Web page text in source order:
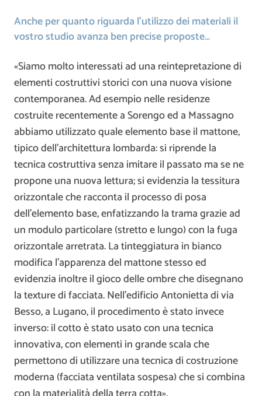
Anche per quanto riguarda l’utilizzo dei materiali il
vostro studio avanza ben precise proposte…
«Siamo molto interessati ad una reintepretazione di
elementi costruttivi storici con una nuova visione
contemporanea. Ad esempio nelle residenze
costruite recentemente a Sorengo ed a Massagno
abbiamo utilizzato quale elemento base il mattone,
tipico dell’architettura lombarda: si riprende la
tecnica costruttiva senza imitare il passato ma se ne
propone una nuova lettura; si evidenzia la tessitura
orizzontale che racconta il processo di posa
dell’elemento base, enfatizzando la trama grazie ad
un modulo particolare (stretto e lungo) con la fuga
orizzontale arretrata. La tinteggiatura in bianco
modifica l’apparenza del mattone stesso ed
evidenzia inoltre il gioco delle ombre che disegnano
la texture di facciata. Nell’edificio Antonietta di via
Besso, a Lugano, il procedimento è stato invece
inverso: il cotto è stato usato con una tecnica
innovativa, con elementi in grande scala che
permettono di utilizzare una tecnica di costruzione
moderna (facciata ventilata sospesa) che si combina